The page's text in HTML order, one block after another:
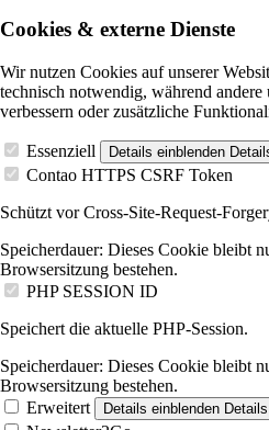
Cookies & externe Dienste
Wir nutzen Cookies auf unserer
technisch notwendig, während andere
verbessern oder zusätzliche
Essenziell Details einblenden
Contao HTTPS CSRF Token
Schützt vor Cross-Site-Request-
Speicherdauer: Dieses Cookie bleibt
Browsersitzung bestehen.
PHP SESSION ID
Speichert die aktuelle PHP-Session.
Speicherdauer: Dieses Cookie bleibt
Browsersitzung bestehen.
Erweitert
Details einblenden